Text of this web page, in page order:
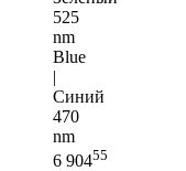
525
nm
Blue
|
Синий
470
nm
6 90455